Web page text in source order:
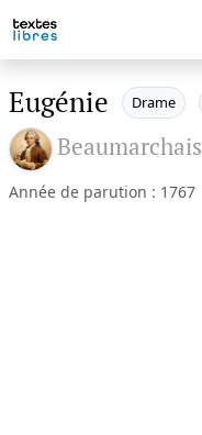
Eugénie Drame
Beaumarchais
Année de parution : 1767